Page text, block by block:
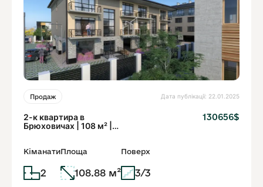
Продаж Дата публікації: 22.01.2025
2-к квартира в
Брюховичах | 108 м² |
130656$
Кіманати
2
Площа
108.88 м²
Поверх
3/3